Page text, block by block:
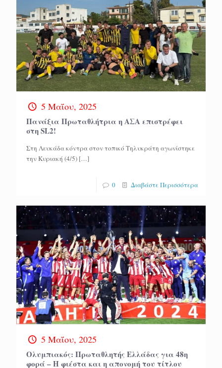
5 Μαΐου, 2025
Πανάξια Πρωταθλήτρια η ΑΣΑ επιστρέφει
στη SL2!
Στη Λευκάδα κόντρα στον τοπικό Τηλυκράτη αγωνίστηκε
την Κυριακή (4/5) […]
0 Διαβάστε Περισσότερα
5 Μαΐου, 2025
Ολυμπιακός: Πρωταθλητής Ελλάδας για 48η
φορά – Η φιέστα και η απονομή του τίτλου